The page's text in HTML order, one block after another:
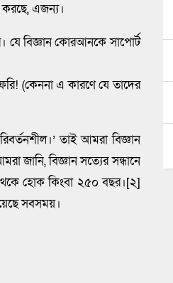
করছে, এজন্য।
যে বিজ্ঞান কোরআনকে সাপোর্ট
(কেননা এ কারণে যে তাদের
তাই আমরা বিজ্ঞান
জানি, বিজ্ঞান সত্যের সন্ধানে
হোক কিংবা ২৫০ বছর।[২]
সবসময়।